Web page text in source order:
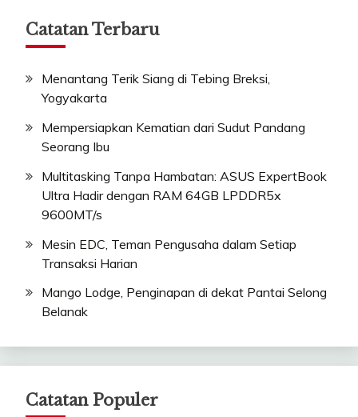
Catatan Terbaru
Menantang Terik Siang di Tebing Breksi,
Yogyakarta
Mempersiapkan Kematian dari Sudut Pandang
Seorang Ibu
Multitasking Tanpa Hambatan: ASUS ExpertBook
Ultra Hadir dengan RAM 64GB LPDDR5x
9600MT/s
Mesin EDC, Teman Pengusaha dalam Setiap
Transaksi Harian
Mango Lodge, Penginapan di dekat Pantai Selong
Belanak
Catatan Populer